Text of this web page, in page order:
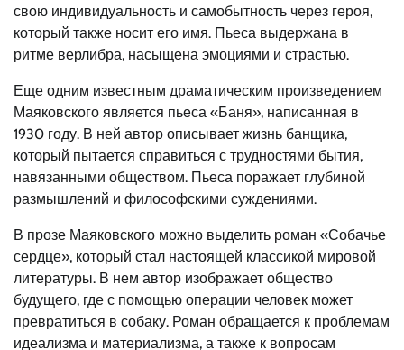
свою индивидуальность и самобытность через героя,
который также носит его имя. Пьеса выдержана в
ритме верлибра, насыщена эмоциями и страстью.
Еще одним известным драматическим произведением
Маяковского является пьеса «Баня», написанная в
1930 году. В ней автор описывает жизнь банщика,
который пытается справиться с трудностями бытия,
навязанными обществом. Пьеса поражает глубиной
размышлений и философскими суждениями.
В прозе Маяковского можно выделить роман «Собачье
сердце», который стал настоящей классикой мировой
литературы. В нем автор изображает общество
будущего, где с помощью операции человек может
превратиться в собаку. Роман обращается к проблемам
идеализма и материализма, а также к вопросам